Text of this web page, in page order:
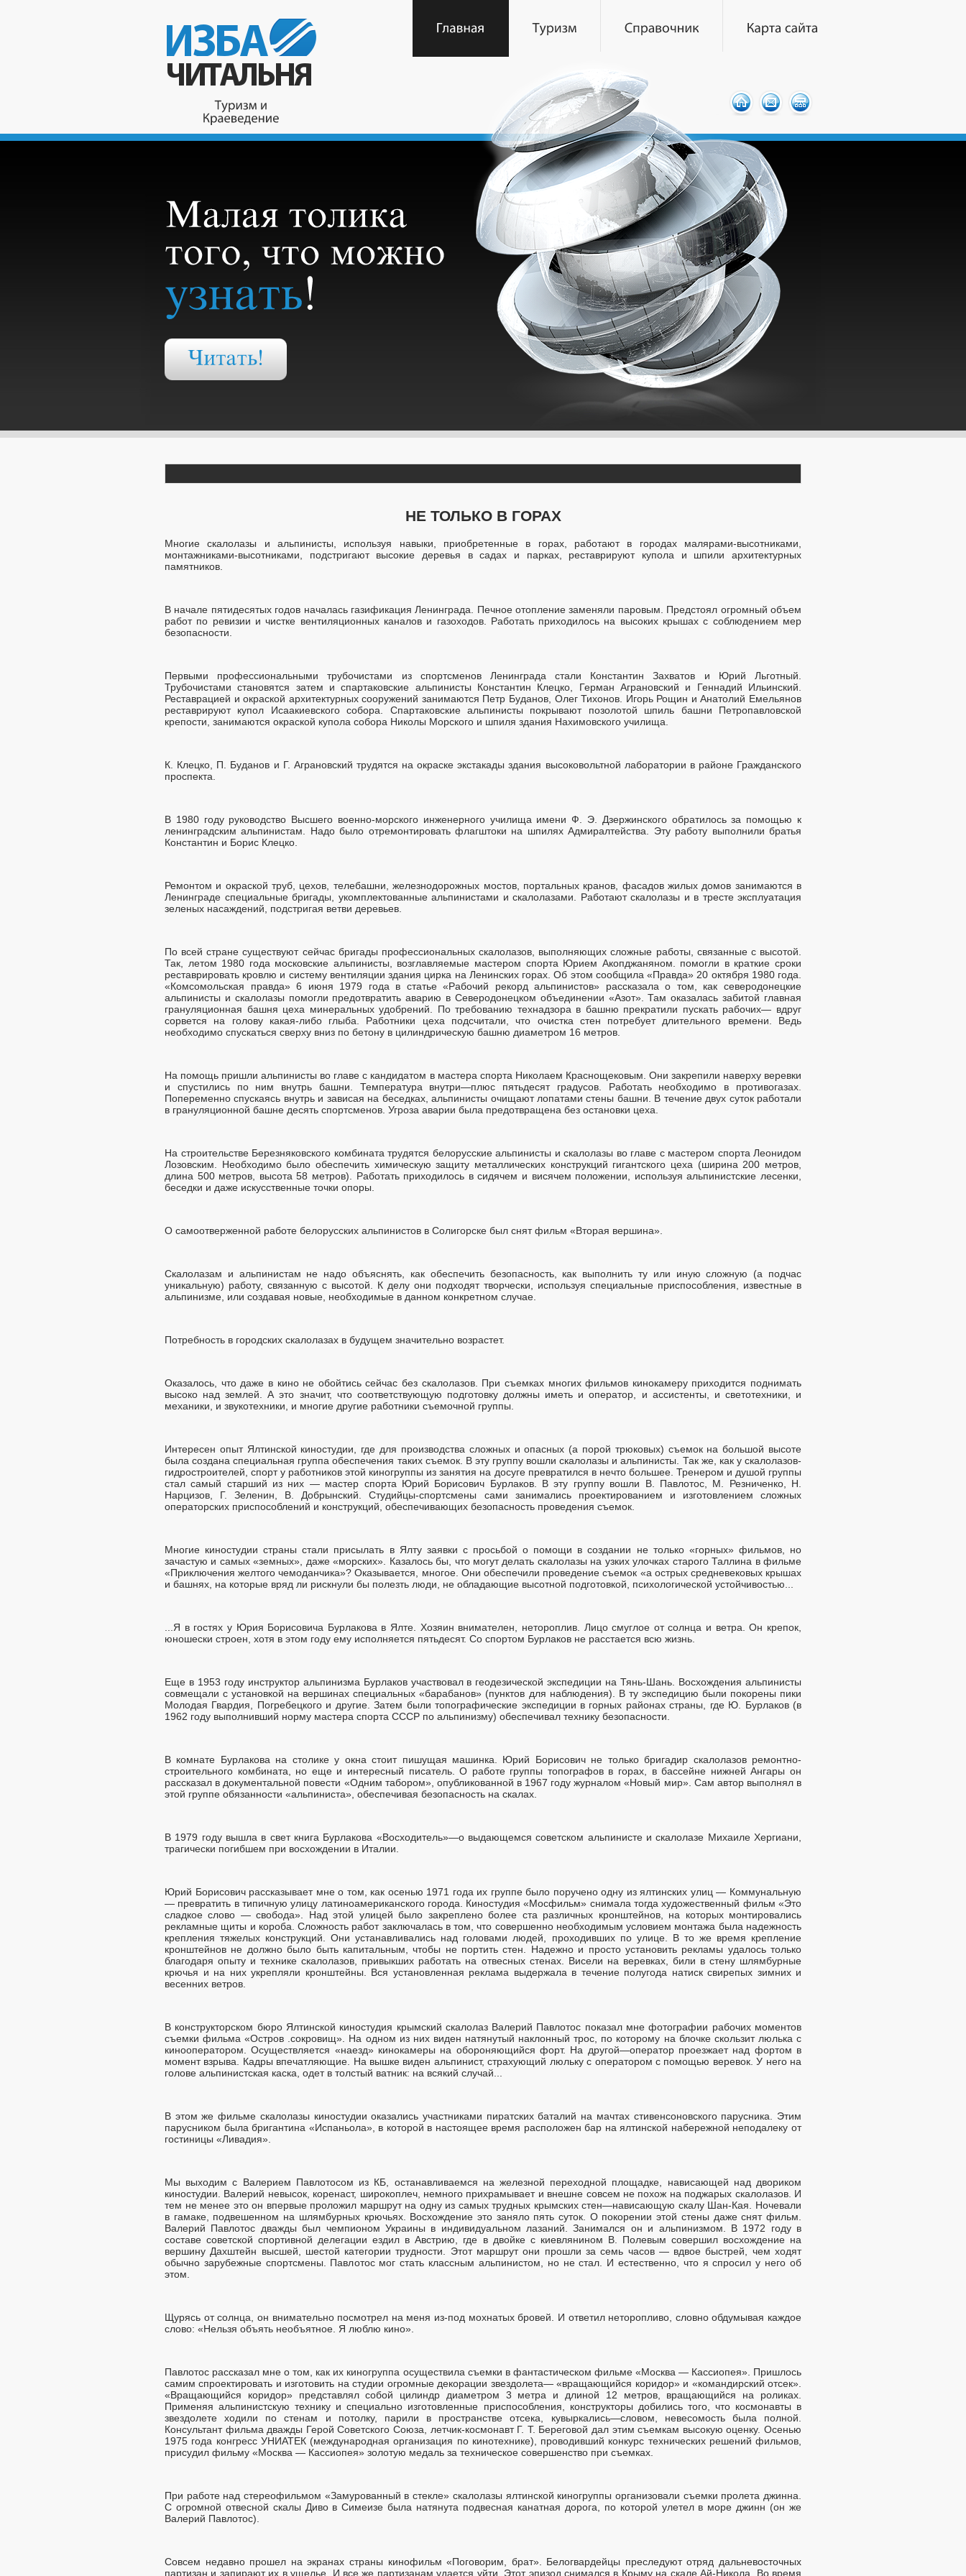
НЕ ТОЛЬКО В ГОРАХ
Многие скалолазы и альпинисты, используя навыки, приобретенные в горах, работают в городах малярами-высотниками,
монтажниками-высотниками, подстригают высокие деревья в садах и парках, реставрируют купола и шпили архитектурных
памятников.
В начале пятидесятых годов началась газификация Ленинграда. Печное отопление заменяли паровым. Предстоял огромный объем
работ по ревизии и чистке вентиляционных каналов и газоходов. Работать приходилось на высоких крышах с соблюдением мер
безопасности.
Первыми профессиональными трубочистами из спортсменов Ленинграда стали Константин Захватов и Юрий Льготный.
Трубочистами становятся затем и спартаковские альпинисты Константин Клецко, Герман Аграновский и Геннадий Ильинский.
Реставрацией и окраской архитектурных сооружений занимаются Петр Буданов, Олег Тихонов. Игорь Рощин и Анатолий Емельянов
реставрируют купол Исаакиевского собора. Спартаковские альпинисты покрывают позолотой шпиль башни Петропавловской
крепости, занимаются окраской купола собора Николы Морского и шпиля здания Нахимовского училища.
К. Клецко, П. Буданов и Г. Аграновский трудятся на окраске экстакады здания высоковольтной лаборатории в районе Гражданского
проспекта.
В 1980 году руководство Высшего военно-морского инженерного училища имени Ф. Э. Дзержинского обратилось за помощью к
ленинградским альпинистам. Надо было отремонтировать флагштоки на шпилях Адмиралтейства. Эту работу выполнили братья
Константин и Борис Клецко.
Ремонтом и окраской труб, цехов, телебашни, железнодорожных мостов, портальных кранов, фасадов жилых домов занимаются в
Ленинграде специальные бригады, укомплектованные альпинистами и скалолазами. Работают скалолазы и в тресте эксплуатация
зеленых насаждений, подстригая ветви деревьев.
По всей стране существуют сейчас бригады профессиональных скалолазов, выполняющих сложные работы, связанные с высотой.
Так, летом 1980 года московские альпинисты, возглавляемые мастером спорта Юрием Акопджаняном. помогли в краткие сроки
реставрировать кровлю и систему вентиляции здания цирка на Ленинских горах. Об этом сообщила «Правда» 20 октября 1980 года.
«Комсомольская правда» 6 июня 1979 года в статье «Рабочий рекорд альпинистов» рассказала о том, как северодонецкие
альпинисты и скалолазы помогли предотвратить аварию в Северодонецком объединении «Азот». Там оказалась забитой главная
грануляционная башня цеха минеральных удобрений. По требованию технадзора в башню прекратили пускать рабочих— вдруг
сорвется на голову какая-либо глыба. Работники цеха подсчитали, что очистка стен потребует длительного времени. Ведь
необходимо спускаться сверху вниз по бетону в цилиндрическую башню диаметром 16 метров.
На помощь пришли альпинисты во главе с кандидатом в мастера спорта Николаем Краснощековым. Они закрепили наверху веревки
и спустились по ним внутрь башни. Температура внутри—плюс пятьдесят градусов. Работать необходимо в противогазах.
Попеременно спускаясь внутрь и зависая на беседках, альпинисты очищают лопатами стены башни. В течение двух суток работали
в грануляционной башне десять спортсменов. Угроза аварии была предотвращена без остановки цеха.
На строительстве Березняковского комбината трудятся белорусские альпинисты и скалолазы во главе с мастером спорта Леонидом
Лозовским. Необходимо было обеспечить химическую защиту металлических конструкций гигантского цеха (ширина 200 метров,
длина 500 метров, высота 58 метров). Работать приходилось в сидячем и висячем положении, используя альпинистские лесенки,
беседки и даже искусственные точки опоры.
О самоотверженной работе белорусских альпинистов в Солигорске был снят фильм «Вторая вершина».
Скалолазам и альпинистам не надо объяснять, как обеспечить безопасность, как выполнить ту или иную сложную (а подчас
уникальную) работу, связанную с высотой. К делу они подходят творчески, используя специальные приспособления, известные в
альпинизме, или создавая новые, необходимые в данном конкретном случае.
Потребность в городских скалолазах в будущем значительно возрастет.
Оказалось, что даже в кино не обойтись сейчас без скалолазов. При съемках многих фильмов кинокамеру приходится поднимать
высоко над землей. А это значит, что соответствующую подготовку должны иметь и оператор, и ассистенты, и светотехники, и
механики, и звукотехники, и многие другие работники съемочной группы.
Интересен опыт Ялтинской киностудии, где для производства сложных и опасных (а порой трюковых) съемок на большой высоте
была создана специальная группа обеспечения таких съемок. В эту группу вошли скалолазы и альпинисты. Так же, как у скалолазов-
гидростроителей, спорт у работников этой киногруппы из занятия на досуге превратился в нечто большее. Тренером и душой группы
стал самый старший из них — мастер спорта Юрий Борисович Бурлаков. В эту группу вошли В. Павлотос, М. Резниченко, Н.
Нарцизов, Г. Зеленин, В. Добрынский. Студийцы-спортсмены сами занимались проектированием и изготовлением сложных
операторских приспособлений и конструкций, обеспечивающих безопасность проведения съемок.
Многие киностудии страны стали присылать в Ялту заявки с просьбой о помощи в создании не только «горных» фильмов, но
зачастую и самых «земных», даже «морских». Казалось бы, что могут делать скалолазы на узких улочках старого Таллина в фильме
«Приключения желтого чемоданчика»? Оказывается, многое. Они обеспечили проведение съемок «а острых средневековых крышах
и башнях, на которые вряд ли рискнули бы полезть люди, не обладающие высотной подготовкой, психологической устойчивостью...
...Я в гостях у Юрия Борисовича Бурлакова в Ялте. Хозяин внимателен, нетороплив. Лицо смуглое от солнца и ветра. Он крепок,
юношески строен, хотя в этом году ему исполняется пятьдесят. Со спортом Бурлаков не расстается всю жизнь.
Еще в 1953 году инструктор альпинизма Бурлаков участвовал в геодезической экспедиции на Тянь-Шань. Восхождения альпинисты
совмещали с установкой на вершинах специальных «барабанов» (пунктов для наблюдения). В ту экспедицию были покорены пики
Молодая Гвардия, Погребецкого и другие. Затем были топографические экспедиции в горных районах страны, где Ю. Бурлаков (в
1962 году выполнивший норму мастера спорта СССР по альпинизму) обеспечивал технику безопасности.
В комнате Бурлакова на столике у окна стоит пишущая машинка. Юрий Борисович не только бригадир скалолазов ремонтно-
строительного комбината, но еще и интересный писатель. О работе группы топографов в горах, в бассейне нижней Ангары он
рассказал в документальной повести «Одним табором», опубликованной в 1967 году журналом «Новый мир». Сам автор выполнял в
этой группе обязанности «альпиниста», обеспечивая безопасность на скалах.
В 1979 году вышла в свет книга Бурлакова «Восходитель»—о выдающемся советском альпинисте и скалолазе Михаиле Хергиани,
трагически погибшем при восхождении в Италии.
Юрий Борисович рассказывает мне о том, как осенью 1971 года их группе было поручено одну из ялтинских улиц — Коммунальную
— превратить в типичную улицу латиноамериканского города. Киностудия «Мосфильм» снимала тогда художественный фильм «Это
сладкое слово — свобода». Над этой улицей было закреплено более ста различных кронштейнов, на которых монтировались
рекламные щиты и короба. Сложность работ заключалась в том, что совершенно необходимым условием монтажа была надежность
крепления тяжелых конструкций. Они устанавливались над головами людей, проходивших по улице. В то же время крепление
кронштейнов не должно было быть капитальным, чтобы не портить стен. Надежно и просто установить рекламы удалось только
благодаря опыту и технике скалолазов, привыкших работать на отвесных стенах. Висели на веревках, били в стену шлямбурные
крючья и на них укрепляли кронштейны. Вся установленная реклама выдержала в течение полугода натиск свирепых зимних и
весенних ветров.
В конструкторском бюро Ялтинской киностудия крымский скалолаз Валерий Павлотос показал мне фотографии рабочих моментов
съемки фильма «Остров .сокровищ». На одном из них виден натянутый наклонный трос, по которому на блочке скользит люлька с
кинооператором. Осуществляется «наезд» кинокамеры на обороняющийся форт. На другой—оператор проезжает над фортом в
момент взрыва. Кадры впечатляющие. На вышке виден альпинист, страхующий люльку с оператором с помощью веревок. У него на
голове альпинистская каска, одет в толстый ватник: на всякий случай...
В этом же фильме скалолазы киностудии оказались участниками пиратских баталий на мачтах стивенсоновского парусника. Этим
парусником была бригантина «Испаньола», в которой в настоящее время расположен бар на ялтинской набережной неподалеку от
гостиницы «Ливадия».
Мы выходим с Валерием Павлотосом из КБ, останавливаемся на железной переходной площадке, нависающей над двориком
киностудии. Валерий невысок, коренаст, широкоплеч, немного прихрамывает и внешне совсем не похож на поджарых скалолазов. И
тем не менее это он впервые проложил маршрут на одну из самых трудных крымских стен—нависающую скалу Шан-Кая. Ночевали
в гамаке, подвешенном на шлямбурных крючьях. Восхождение это заняло пять суток. О покорении этой стены даже снят фильм.
Валерий Павлотос дважды был чемпионом Украины в индивидуальном лазаний. Занимался он и альпинизмом. В 1972 году в
составе советской спортивной делегации ездил в Австрию, где в двойке с киевлянином В. Полевым совершил восхождение на
вершину Дахштейн высшей, шестой категории трудности. Этот маршрут они прошли за семь часов — вдвое быстрей, чем ходят
обычно зарубежные спортсмены. Павлотос мог стать классным альпинистом, но не стал. И естественно, что я спросил у него об
этом.
Щурясь от солнца, он внимательно посмотрел на меня из-под мохнатых бровей. И ответил неторопливо, словно обдумывая каждое
слово: «Нельзя объять необъятное. Я люблю кино».
Павлотос рассказал мне о том, как их киногруппа осуществила съемки в фантастическом фильме «Москва — Кассиопея». Пришлось
самим спроектировать и изготовить на студии огромные декорации звездолета— «вращающийся коридор» и «командирский отсек».
«Вращающийся коридор» представлял собой цилиндр диаметром 3 метра и длиной 12 метров, вращающийся на роликах.
Применяя альпинистскую технику и специально изготовленные приспособления, конструкторы добились того, что космонавты в
звездолете ходили по стенам и потолку, парили в пространстве отсека, кувыркались—словом, невесомость была полной.
Консультант фильма дважды Герой Советского Союза, летчик-космонавт Г. Т. Береговой дал этим съемкам высокую оценку. Осенью
1975 года конгресс УНИАТЕК (международная организация по кинотехнике), проводивший конкурс технических решений фильмов,
присудил фильму «Москва — Кассиопея» золотую медаль за техническое совершенство при съемках.
При работе над стереофильмом «Замурованный в стекле» скалолазы ялтинской киногруппы организовали съемки пролета джинна.
С огромной отвесной скалы Диво в Симеизе была натянута подвесная канатная дорога, по которой улетел в море джинн (он же
Валерий Павлотос).
Совсем недавно прошел на экранах страны кинофильм «Поговорим, брат». Белогвардейцы преследуют отряд дальневосточных
партизан и запирают их в ущелье. И все же партизанам удается уйти. Этот эпизод снимался в Крыму на скале Ай-Никола. Во время